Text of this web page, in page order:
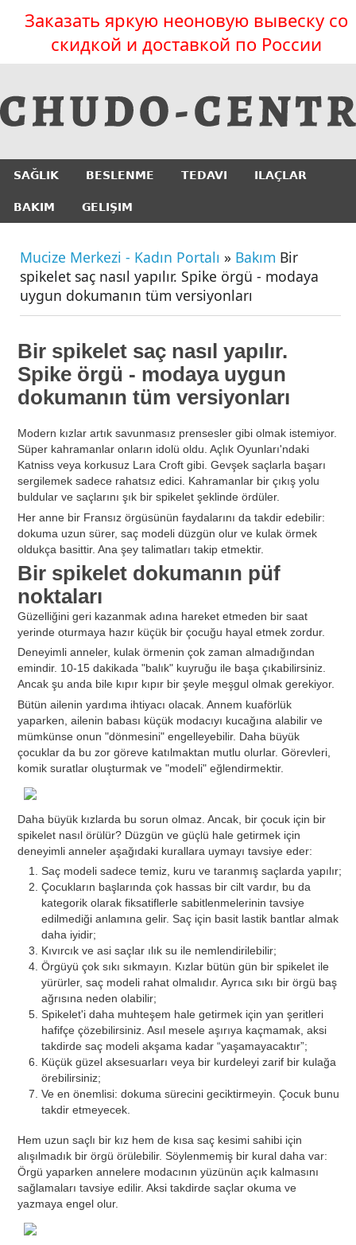
Заказать яркую неоновую вывеску со
скидкой и доставкой по России
SAĞLIK BESLENME TEDAVI ILAÇLAR
BAKIM GELIŞIM
Mucize Merkezi - Kadın Portalı » Bakım Bir
spikelet saç nasıl yapılır. Spike örgü - modaya
uygun dokumanın tüm versiyonları
Bir spikelet saç nasıl yapılır.
Spike örgü - modaya uygun
dokumanın tüm versiyonları
Modern kızlar artık savunmasız prensesler gibi olmak istemiyor.
Süper kahramanlar onların idolü oldu. Açlık Oyunları'ndaki
Katniss veya korkusuz Lara Croft gibi. Gevşek saçlarla başarı
sergilemek sadece rahatsız edici. Kahramanlar bir çıkış yolu
buldular ve saçlarını şık bir spikelet şeklinde ördüler.
Her anne bir Fransız örgüsünün faydalarını da takdir edebilir:
dokuma uzun sürer, saç modeli düzgün olur ve kulak örmek
oldukça basittir. Ana şey talimatları takip etmektir.
Bir spikelet dokumanın püf
noktaları
Güzelliğini geri kazanmak adına hareket etmeden bir saat
yerinde oturmaya hazır küçük bir çocuğu hayal etmek zordur.
Deneyimli anneler, kulak örmenin çok zaman almadığından
emindir. 10-15 dakikada "balık" kuyruğu ile başa çıkabilirsiniz.
Ancak şu anda bile kıpır kıpır bir şeyle meşgul olmak gerekiyor.
Bütün ailenin yardıma ihtiyacı olacak. Annem kuaförlük
yaparken, ailenin babası küçük modacıyı kucağına alabilir ve
mümkünse onun "dönmesini" engelleyebilir. Daha büyük
çocuklar da bu zor göreve katılmaktan mutlu olurlar. Görevleri,
komik suratlar oluşturmak ve "modeli" eğlendirmektir.
Daha büyük kızlarda bu sorun olmaz. Ancak, bir çocuk için bir
spikelet nasıl örülür? Düzgün ve güçlü hale getirmek için
deneyimli anneler aşağıdaki kurallara uymayı tavsiye eder:
Saç modeli sadece temiz, kuru ve taranmış saçlarda yapılır;
Çocukların başlarında çok hassas bir cilt vardır, bu da
kategorik olarak fiksatiflerle sabitlenmelerinin tavsiye
edilmediği anlamına gelir. Saç için basit lastik bantlar almak
daha iyidir;
Kıvırcık ve asi saçlar ılık su ile nemlendirilebilir;
Örgüyü çok sıkı sıkmayın. Kızlar bütün gün bir spikelet ile
yürürler, saç modeli rahat olmalıdır. Ayrıca sıkı bir örgü baş
ağrısına neden olabilir;
Spikelet'i daha muhteşem hale getirmek için yan şeritleri
hafifçe çözebilirsiniz. Asıl mesele aşırıya kaçmamak, aksi
takdirde saç modeli akşama kadar “yaşamayacaktır”;
Küçük güzel aksesuarları veya bir kurdeleyi zarif bir kulağa
örebilirsiniz;
Ve en önemlisi: dokuma sürecini geciktirmeyin. Çocuk bunu
takdir etmeyecek.
Hem uzun saçlı bir kız hem de kısa saç kesimi sahibi için
alışılmadık bir örgü örülebilir. Söylenmemiş bir kural daha var:
Örgü yaparken annelere modacının yüzünün açık kalmasını
sağlamaları tavsiye edilir. Aksi takdirde saçlar okuma ve
yazmaya engel olur.